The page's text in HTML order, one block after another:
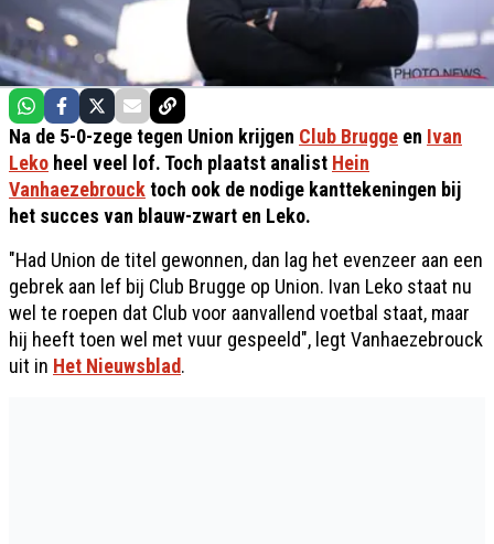
Na de 5-0-zege tegen Union krijgen Club Brugge en Ivan
Leko heel veel lof. Toch plaatst analist Hein
Vanhaezebroucktoch ook de nodige kanttekeningen bij
het succes van blauw-zwart en Leko.
"Had Union de titel gewonnen, dan lag het evenzeer aan een
gebrek aan lef bij Club Brugge op Union. Ivan Leko staat nu
wel te roepen dat Club voor aanvallend voetbal staat, maar
hij heeft toen wel met vuur gespeeld", legt Vanhaezebrouck
uit in Het Nieuwsblad.